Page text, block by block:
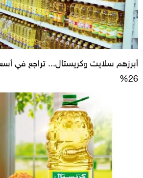
أبرزهم سلايت وكريستال... تراجع في
26%